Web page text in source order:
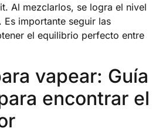
Al mezclarlos, se logra el nivel
importante seguir las
el equilibrio perfecto entre
vapear: Guía
encontrar el